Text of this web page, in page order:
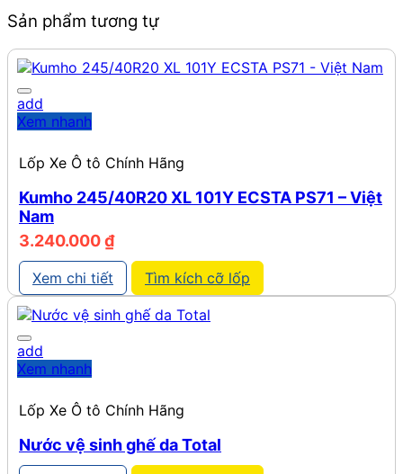
Sản phẩm tương tự
add
Xem nhanh
Lốp Xe Ô tô Chính Hãng
Kumho 245/40R20 XL 101Y ECSTA PS71 – Việt
Nam
3.240.000₫
Xem chi tiết Tìm kích cỡ lốp
add
Xem nhanh
Lốp Xe Ô tô Chính Hãng
Nước vệ sinh ghế da Total